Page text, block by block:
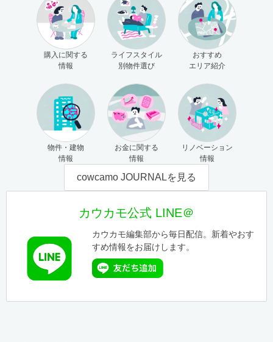
購入に関する
情報
ライフスタイル
別物件選び
おすすめ
エリア紹介
物件・建物
情報
お金に関する
情報
リノベーション
情報
cowcamo JOURNALを見る
カウカモ公式 LINE＠
カウカモ編集部から毎日配信。新着やおす
すめ情報をお届けします。